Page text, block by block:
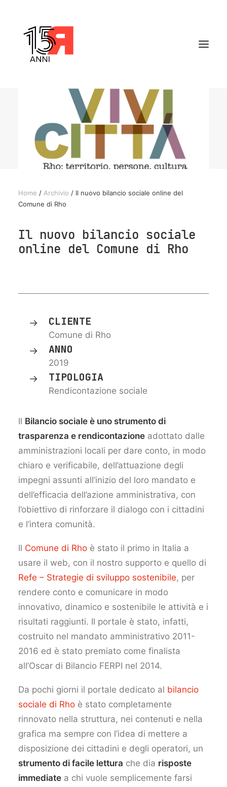
PROGETTI
SOSTENIBILITÀ
ARCHIVI
Home / Archivio / Il nuovo bilancio sociale online del
Comune di Rho
Il nuovo bilancio sociale
online del Comune di Rho
Il Bilancio sociale è uno strumento di
trasparenza e rendicontazione adottato dalle
amministrazioni locali per dare conto, in modo
chiaro e verificabile, dell’attuazione degli
impegni assunti all’inizio del loro mandato e
dell’efficacia dell’azione amministrativa, con
l’obiettivo di rinforzare il dialogo con i cittadini
e l’intera comunità.
Il Comune di Rho è stato il primo in Italia a
usare il web, con il nostro supporto e quello di
Refe – Strategie di sviluppo sostenibile, per
rendere conto e comunicare in modo
innovativo, dinamico e sostenibile le attività e i
risultati raggiunti. Il portale è stato, infatti,
costruito nel mandato amministrativo 2011-
2016 ed è stato premiato come finalista
all’Oscar di Bilancio FERPI nel 2014.
Da pochi giorni il portale dedicato al bilancio
sociale di Rho è stato completamente
rinnovato nella struttura, nei contenuti e nella
grafica ma sempre con l’idea di mettere a
disposizione dei cittadini e degli operatori, un
strumento di facile lettura che dia risposte
immediate a chi vuole semplicemente farsi
CLIENTE
Comune di Rho
ANNO
2019
TIPOLOGIA
Rendicontazione sociale